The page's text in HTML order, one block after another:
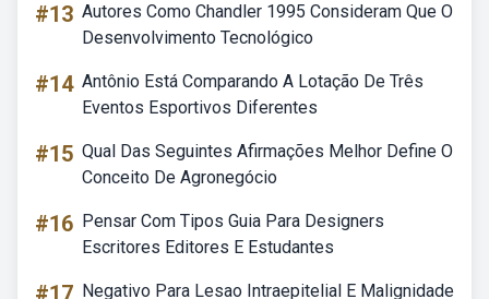
#13 Autores Como Chandler 1995 Consideram Que O
Desenvolvimento Tecnológico
#14 Antônio Está Comparando A Lotação De Três
Eventos Esportivos Diferentes
#15 Qual Das Seguintes Afirmações Melhor Define O
Conceito De Agronegócio
#16 Pensar Com Tipos Guia Para Designers
Escritores Editores E Estudantes
#17 Negativo Para Lesao Intraepitelial E Malignidade